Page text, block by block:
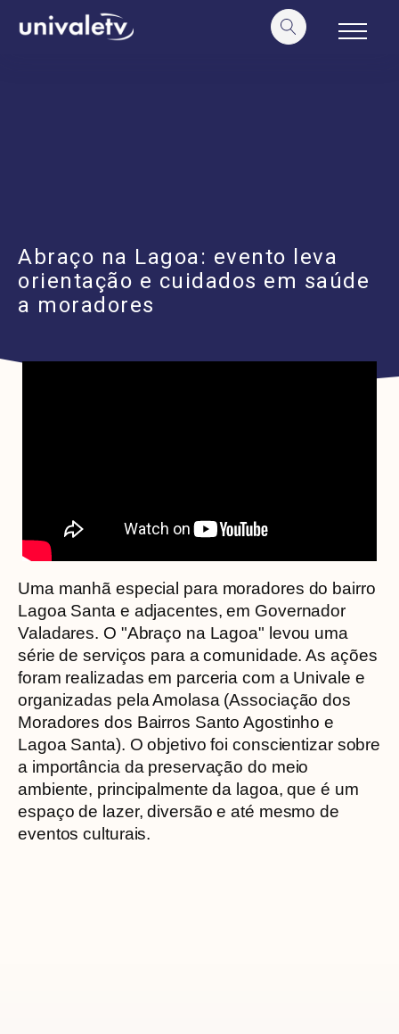
conteúdo
Abraço na Lagoa: evento leva
orientação e cuidados em saúde
a moradores
Uma manhã especial para moradores do bairro
Lagoa Santa e adjacentes, em Governador
Valadares. O "Abraço na Lagoa" levou uma
série de serviços para a comunidade. As ações
foram realizadas em parceria com a Univale e
organizadas pela Amolasa (Associação dos
Moradores dos Bairros Santo Agostinho e
Lagoa Santa). O objetivo foi conscientizar sobre
a importância da preservação do meio
ambiente, principalmente da lagoa, que é um
espaço de lazer, diversão e até mesmo de
eventos culturais.